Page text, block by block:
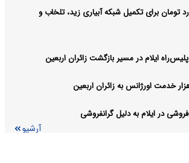
۲۰ میلیارد تومان برای تکمیل شبکه آبیاری زید، تلخاب و
ایلام در مسیر بازگشت زائران اربعین
در ایلام به دلیل گرانفروشی
آرشیو